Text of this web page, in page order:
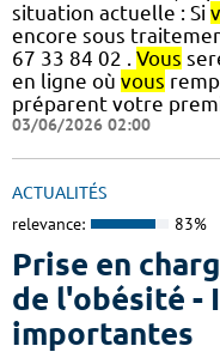
situation actuelle : Si
encore sous
67 33 84 02 . Vous
en ligne où vous
préparent votre
03/06/2026 02:00
ACTUALITÉS
relevance: 83%
Prise en
de l'obésité -
importantes